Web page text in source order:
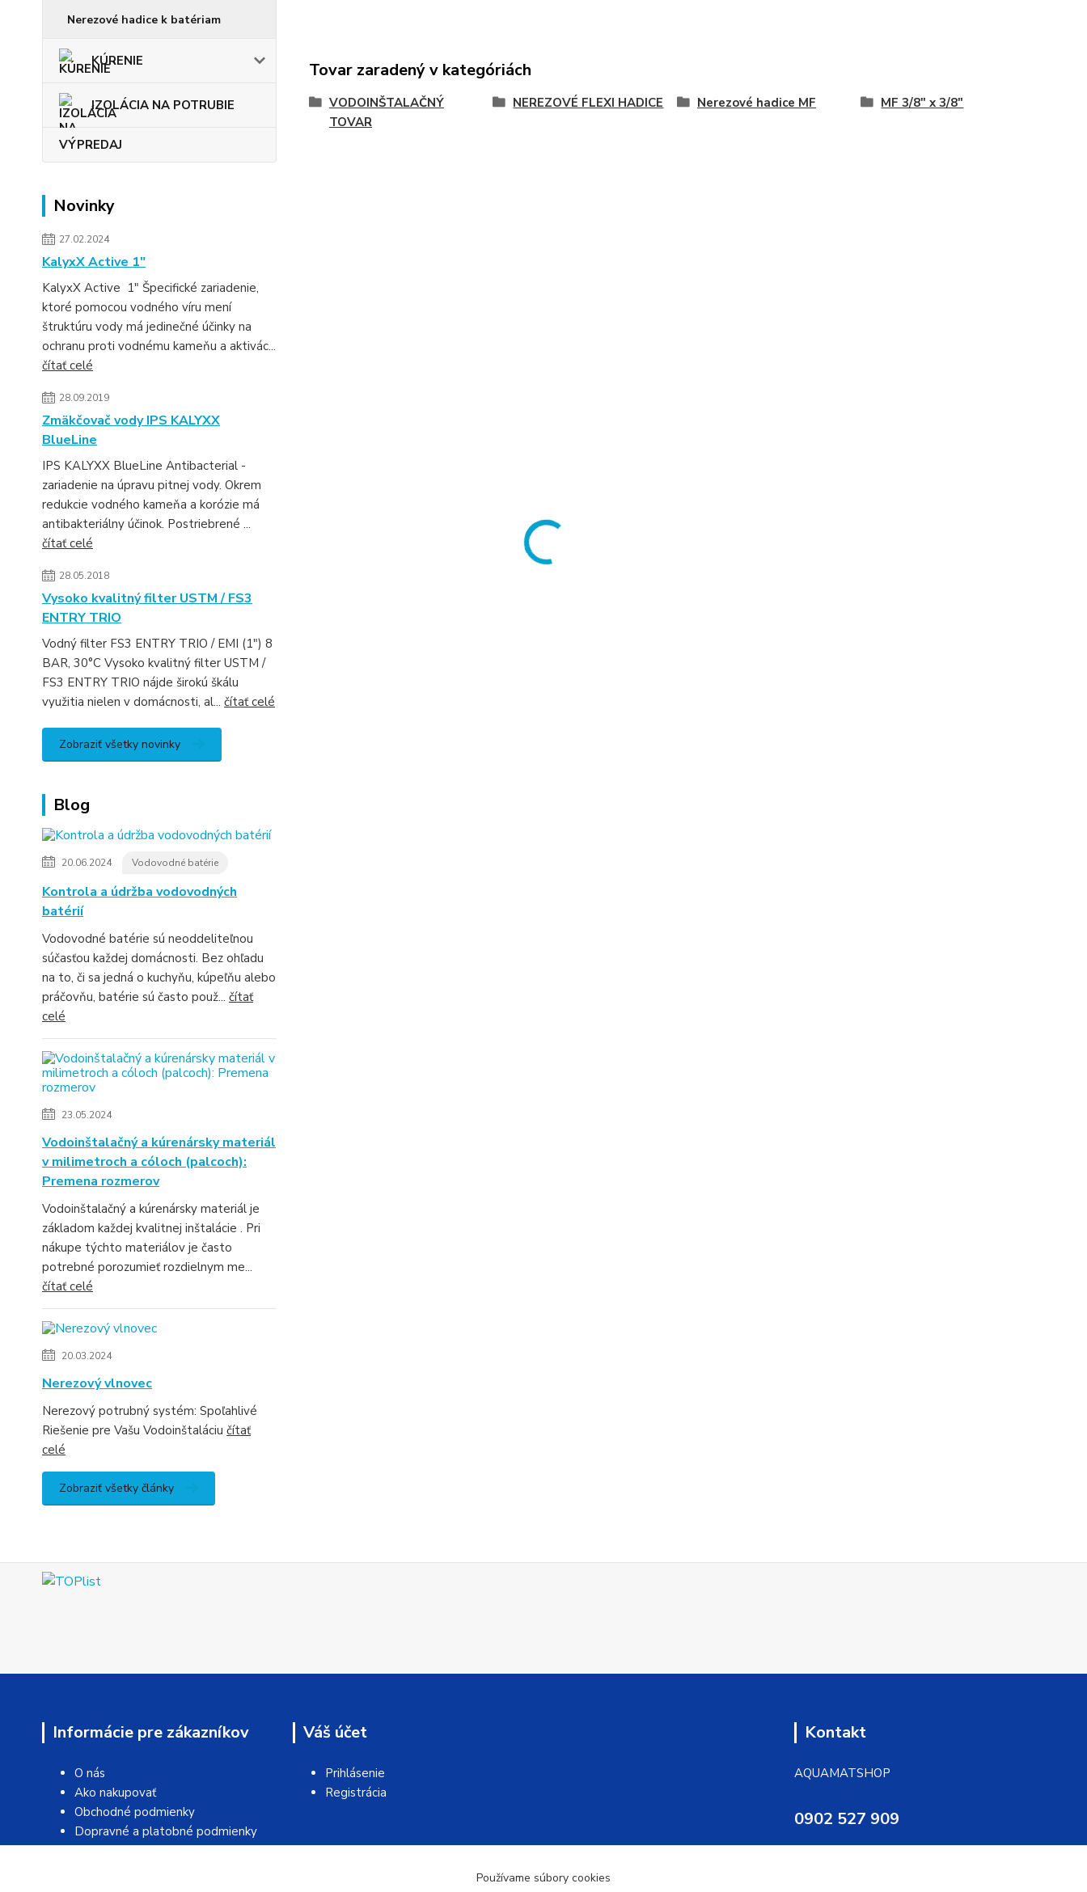
Nerezové hadice k batériam
KÚRENIE
IZOLÁCIA NA POTRUBIE
VÝPREDAJ
Novinky
27.02.2024
KalyxX Active 1″
KalyxX Active 1″ Špecifické zariadenie,
ktoré pomocou vodného víru mení
štruktúru vody má jedinečné účinky na
ochranu proti vodnému kameňu a aktivác...
čítať celé
28.09.2019
Zmäkčovač vody IPS KALYXX
BlueLine
IPS KALYXX BlueLine Antibacterial -
zariadenie na úpravu pitnej vody. Okrem
redukcie vodného kameňa a korózie má
antibakteriálny účinok. Postriebrené ...
čítať celé
28.05.2018
Vysoko kvalitný filter USTM / FS3
ENTRY TRIO
Vodný filter FS3 ENTRY TRIO / EMI (1") 8
BAR, 30°C Vysoko kvalitný filter USTM /
FS3 ENTRY TRIO nájde širokú škálu
využitia nielen v domácnosti, al... čítať celé
Zobraziť všetky novinky
Blog
20.06.2024 Vodovodné batérie
Kontrola a údržba vodovodných
batérií
Vodovodné batérie sú neoddeliteľnou
súčasťou každej domácnosti. Bez ohľadu
na to, či sa jedná o kuchyňu, kúpeľňu alebo
práčovňu, batérie sú často použ... čítať
celé
23.05.2024
Vodoinštalačný a kúrenársky materiál
v milimetroch a cóloch (palcoch):
Premena rozmerov
Vodoinštalačný a kúrenársky materiál je
základom každej kvalitnej inštalácie . Pri
nákupe týchto materiálov je často
potrebné porozumieť rozdielnym me...
čítať celé
20.03.2024
Nerezový vlnovec
Nerezový potrubný systém: Spoľahlivé
Riešenie pre Vašu Vodoinštaláciu čítať
celé
Zobraziť všetky články
Tovar zaradený v kategóriách
VODOINŠTALAČNÝ
TOVAR
NEREZOVÉ FLEXI HADICE Nerezové hadice MF MF 3/8" x 3/8"
Informácie pre zákazníkov
O nás
Ako nakupovať
Obchodné podmienky
Dopravné a platobné podmienky
Kontakt
Váš účet
Prihlásenie
Registrácia
Kontakt
AQUAMATSHOP
0902 527 909
Používame súbory cookies